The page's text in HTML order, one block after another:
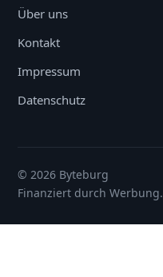
Über uns
Kontakt
Impressum
Datenschutz
© 2026 Byteburg
Finanziert durch Werbung.